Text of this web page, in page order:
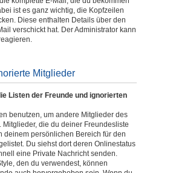
ist es ganz wichtig, die Kopfzeilen
Diese enthalten Details über den
verschickt hat. Der Administrator kann
Mitglieder
Listen der Freunde und ignorierten
benutzen, um andere Mitglieder des
Mitglieder, die du deiner Freundesliste
deinem persönlichen Bereich für den
Du siehst dort deren Onlinestatus
eine Private Nachricht senden.
den du verwendest, können